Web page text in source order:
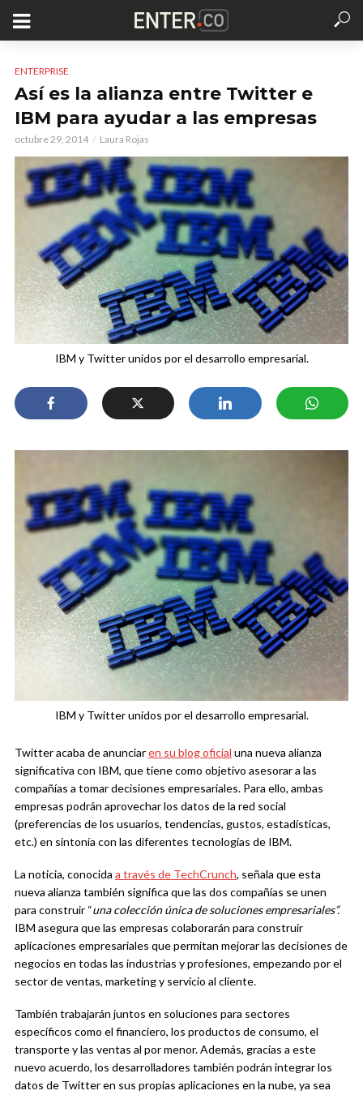
ENTERPRISE
Así es la alianza entre Twitter e
IBM para ayudar a las empresas
octubre 29, 2014 Laura Rojas
IBM y Twitter unidos por el desarrollo empresarial.
IBM y Twitter unidos por el desarrollo empresarial.
Twitter acaba de anunciaren su blog oficial una nueva alianza
significativa con IBM, que tiene como objetivo asesorar a las
compañías a tomar decisiones empresariales. Para ello, ambas
empresas podrán aprovechar los datos de la red social
(preferencias de los usuarios, tendencias, gustos, estadísticas,
etc.) en sintonía con las diferentes tecnologías de IBM.
La noticia, conocida a través de TechCrunch, señala que esta
nueva alianza también significa que las dos compañías se unen
para construir “una colección única de soluciones empresariales”.
IBM asegura que las empresas colaborarán para construir
aplicaciones empresariales que permitan mejorar las decisiones de
negocios en todas las industrias y profesiones, empezando por el
sector de ventas, marketing y servicio al cliente.
También trabajarán juntos en soluciones para sectores
específicos como el financiero, los productos de consumo, el
transporte y las ventas al por menor. Además, gracias a este
nuevo acuerdo, los desarrolladores también podrán integrar los
datos de Twitter en sus propias aplicaciones en la nube, ya sea